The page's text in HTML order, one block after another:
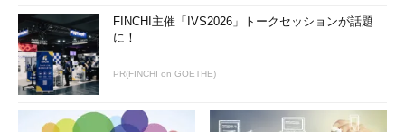
FINCHI主催「IVS2026」トークセッションが話題
に！
PR(FINCHI on GOETHE)